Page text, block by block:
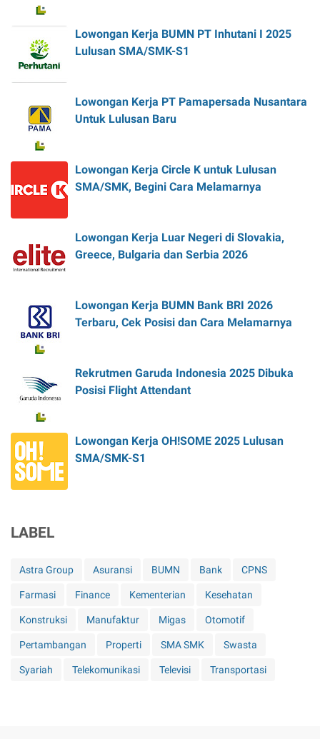
Lowongan Kerja BUMN PT Inhutani I 2025
Lulusan SMA/SMK-S1
Lowongan Kerja PT Pamapersada Nusantara
Untuk Lulusan Baru
Lowongan Kerja Circle K untuk Lulusan
SMA/SMK, Begini Cara Melamarnya
Lowongan Kerja Luar Negeri di Slovakia,
Greece, Bulgaria dan Serbia 2026
Lowongan Kerja BUMN Bank BRI 2026
Terbaru, Cek Posisi dan Cara Melamarnya
Rekrutmen Garuda Indonesia 2025 Dibuka
Posisi Flight Attendant
Lowongan Kerja OH!SOME 2025 Lulusan
SMA/SMK-S1
LABEL
Astra Group Asuransi BUMN Bank CPNS
Farmasi Finance Kementerian Kesehatan
Konstruksi Manufaktur Migas Otomotif
Pertambangan Properti SMA SMK Swasta
Syariah Telekomunikasi Televisi Transportasi